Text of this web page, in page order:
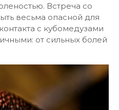
Встреча со
весьма опасной для
с кубомедузами
от сильных болей